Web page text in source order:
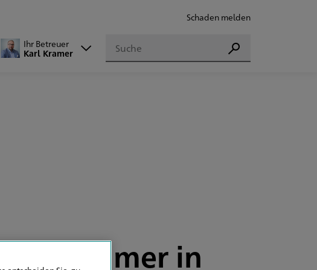
Schaden melden
Ihr Betreuer
Karl Kramer
Suchen
Suchen
Kramer in